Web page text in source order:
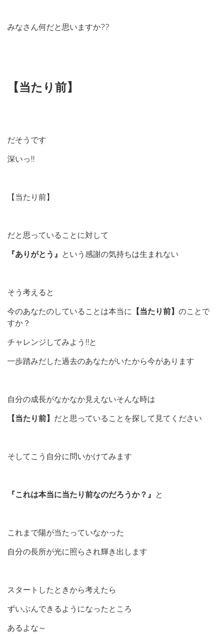
みなさん何だと思いますか??
【当たり前】
だそうです
深いっ!!
【当たり前】
だと思っていることに対して
『ありがとう』 という感謝の気持ちは生まれない
そう考えると
今のあなたのしていることは本当に 【当たり前】 のことで
すか？
チャレンジしてみよう!!と
一歩踏みだした過去のあなたがいたから今があります
自分の成長がなかなか見えないそんな時は
【当たり前】 だと思っていることを探して見てください
そしてこう自分に問いかけてみます
『これは本当に当たり前なのだろうか？』 と
これまで陽が当たっていなかった
自分の長所が光に照らされ輝き出します
スタートしたときから考えたら
ずいぶんできるようになったところ
あるよな～